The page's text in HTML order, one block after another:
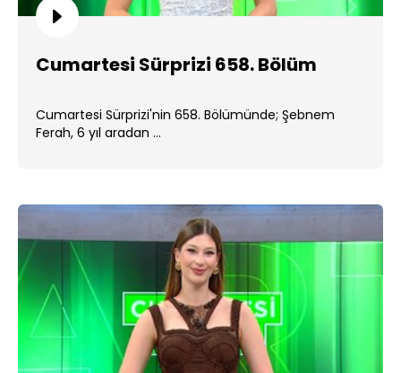
Cumartesi Sürprizi 658. Bölüm
Cumartesi Sürprizi'nin 658. Bölümünde; Şebnem
Ferah, 6 yıl aradan ...